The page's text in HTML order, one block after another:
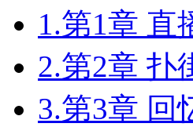
1.第1章 直
2.第2章 扑
3.第3章 回